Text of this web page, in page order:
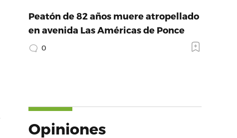
Peatón de 82 años muere atropellado
en avenida Las Américas de Ponce
0
Opiniones